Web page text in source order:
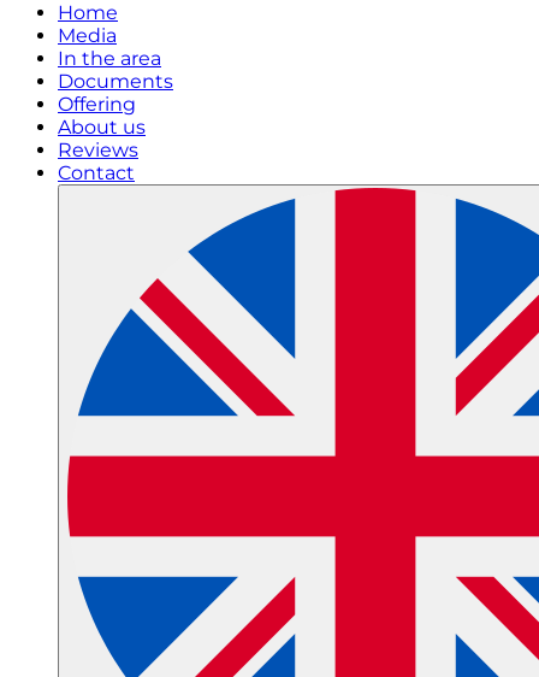
Home
Media
In the area
Documents
Offering
About us
Reviews
Contact